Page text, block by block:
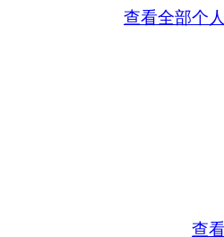
查看全部个
查